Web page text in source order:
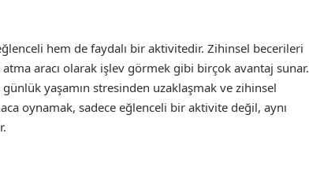
hem de faydalı bir aktivitedir. Zihinsel becerileri
aracı olarak işlev görmek gibi birçok avantaj sunar.
yaşamın stresinden uzaklaşmak ve zihinsel
oynamak, sadece eğlenceli bir aktivite değil, aynı